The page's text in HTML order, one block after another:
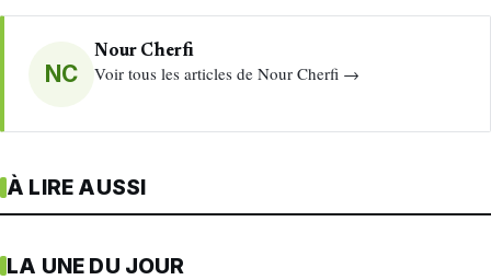
NC
Nour Cherfi
Voir tous les articles de Nour Cherfi →
À LIRE AUSSI
LA UNE DU JOUR